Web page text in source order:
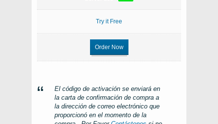
Try it Free
Order Now
El código de activación se enviará en
la carta de confirmación de compra a
la dirección de correo electrónico que
proporcionó en el momento de la